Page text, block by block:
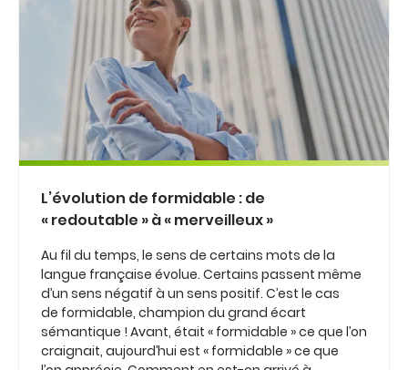
L’évolution de formidable : de
« redoutable » à « merveilleux »
Au fil du temps, le sens de certains mots de la
langue française évolue. Certains passent même
d’un sens négatif à un sens positif. C’est le cas
de formidable, champion du grand écart
sémantique ! Avant, était « formidable » ce que l’on
craignait, aujourd’hui est « formidable » ce que